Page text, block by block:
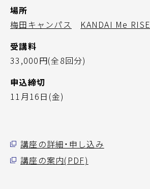
場所
梅田キャンパス
KANDAI Me RISE
受講料
33,000円(全8回分)
申込締切
11月16日(金)
講座の詳細・申し込み
講座の案内(PDF)